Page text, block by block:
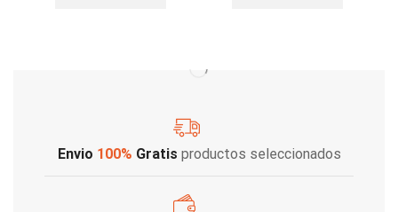
Envio 100% Gratis productos seleccionados